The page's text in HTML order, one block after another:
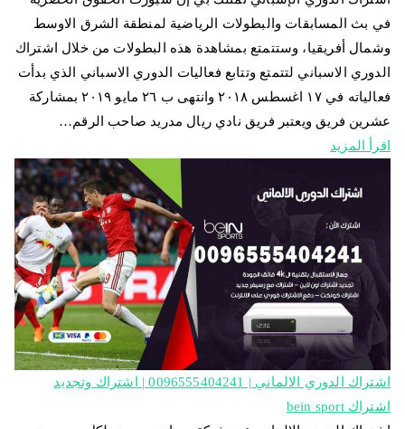
في بث المسابقات والبطولات الرياضية لمنطقة الشرق الاوسط
وشمال أفريقيا، وستتمتع بمشاهدة هذه البطولات من خلال اشتراك
الدوري الاسباني لتتمتع وتتابع فعاليات الدوري الاسباني الذي بدأت
فعالياته في ١٧ اغسطس ٢٠١٨ وانتهى ب ٢٦ مايو ٢٠١٩ بمشاركة
عشرين فريق ويعتبر فريق نادي ريال مدريد صاحب الرقم…
اقرأ المزيد
اشتراك الدوري الالماني | 0096555404241 | اشتراك وتجديد
اشتراك bein sport